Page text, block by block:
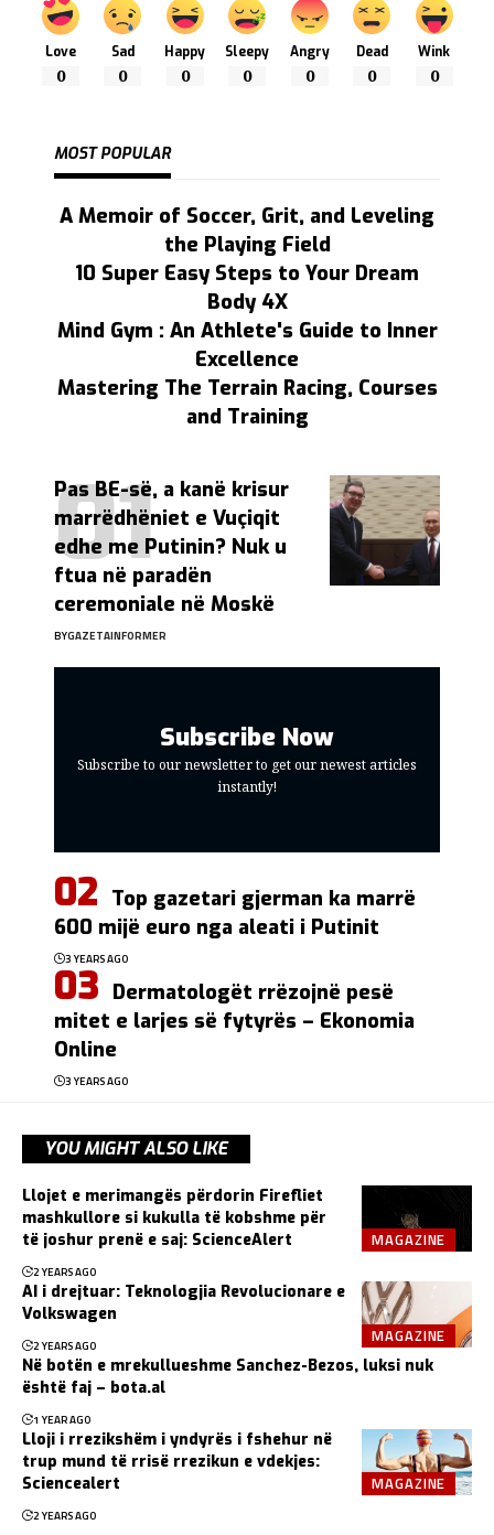
Love
0
Sad
0
Happy
0
Sleepy
0
Angry
0
Dead
0
Wink
0
MOST POPULAR
A Memoir of Soccer, Grit, and Leveling
the Playing Field
10 Super Easy Steps to Your Dream
Body 4X
Mind Gym : An Athlete's Guide to Inner
Excellence
Mastering The Terrain Racing, Courses
and Training
Pas BE-së, a kanë krisur
marrëdhëniet e Vuçiqit
edhe me Putinin? Nuk u
ftua në paradën
ceremoniale në Moskë
BYGAZETAINFORMER
Subscribe Now
Subscribe to our newsletter to get our newest articles
instantly!
Top gazetari gjerman ka marrë
600 mijë euro nga aleati i Putinit
3 YEARS AGO
Dermatologët rrëzojnë pesë
mitet e larjes së fytyrës – Ekonomia
Online
3 YEARS AGO
YOU MIGHT ALSO LIKE
MAGAZINE
Llojet e merimangës përdorin Firefliet
mashkullore si kukulla të kobshme për
të joshur prenë e saj: ScienceAlert
2 YEARS AGO
MAGAZINE
AI i drejtuar: Teknologjia Revolucionare e
Volkswagen
2 YEARS AGO
Në botën e mrekullueshme Sanchez-Bezos, luksi nuk
është faj – bota.al
1 YEAR AGO
MAGAZINE
Lloji i rrezikshëm i yndyrës i fshehur në
trup mund të rrisë rrezikun e vdekjes:
Sciencealert
2 YEARS AGO